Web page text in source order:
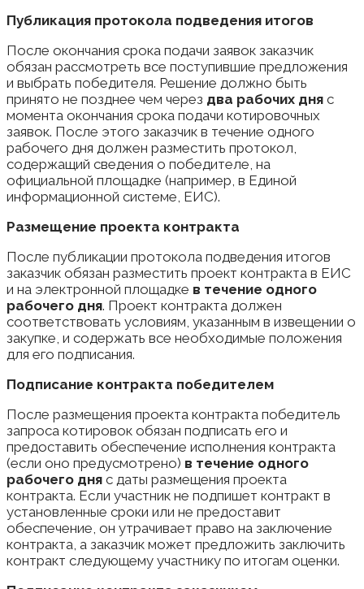
Публикация протокола подведения итогов
После окончания срока подачи заявок заказчик
обязан рассмотреть все поступившие предложения
и выбрать победителя. Решение должно быть
принято не позднее чем через два рабочих дня с
момента окончания срока подачи котировочных
заявок. После этого заказчик в течение одного
рабочего дня должен разместить протокол,
содержащий сведения о победителе, на
официальной площадке (например, в Единой
информационной системе, ЕИС).
Размещение проекта контракта
После публикации протокола подведения итогов
заказчик обязан разместить проект контракта в ЕИС
и на электронной площадке в течение одного
рабочего дня. Проект контракта должен
соответствовать условиям, указанным в извещении о
закупке, и содержать все необходимые положения
для его подписания.
Подписание контракта победителем
После размещения проекта контракта победитель
запроса котировок обязан подписать его и
предоставить обеспечение исполнения контракта
(если оно предусмотрено) в течение одного
рабочего дня с даты размещения проекта
контракта. Если участник не подпишет контракт в
установленные сроки или не предоставит
обеспечение, он утрачивает право на заключение
контракта, а заказчик может предложить заключить
контракт следующему участнику по итогам оценки.